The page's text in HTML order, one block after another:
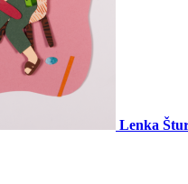
Lenka